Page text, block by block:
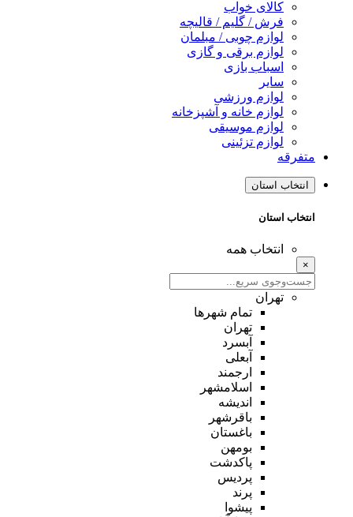
کالای خواب
فرش / گلیم / قالیچه
لوازم چوبی / مبلمان
لوازم برقی و گازی
اسباب بازی
سایر
لوازم ورزشی
لوازم خانه و آشپزخانه
لوازم موسیقی
لوازم تزئینی
متفرقه
انتخاب استان
انتخاب استان
انتخاب همه
×
تهران
تمام شهر‌ها
تهران
آبسرد
آبعلی
ارجمند
اسلامشهر
اندیشه
باقرشهر
باغستان
بومهن
پاکدشت
پردیس
پرند
پیشوا